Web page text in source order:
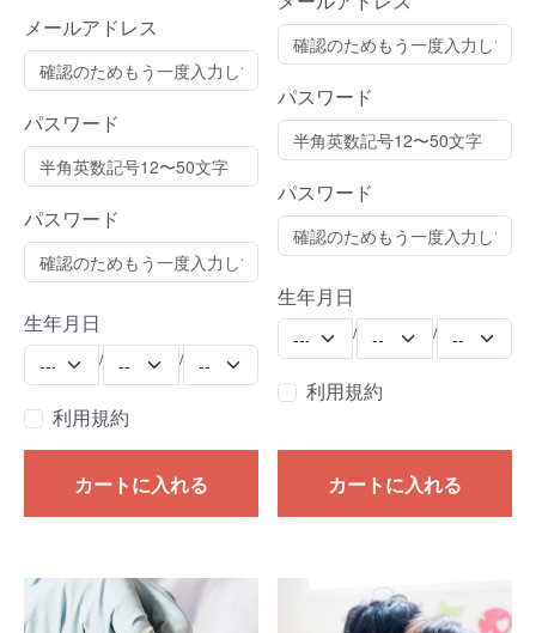
メールアドレス
パスワード
パスワード
生年月日
Year
Month Day
/ /
利用規約
カートに入れる
パスワード
パスワード
生年月日
Year
Month Day
/ /
利用規約
カートに入れる